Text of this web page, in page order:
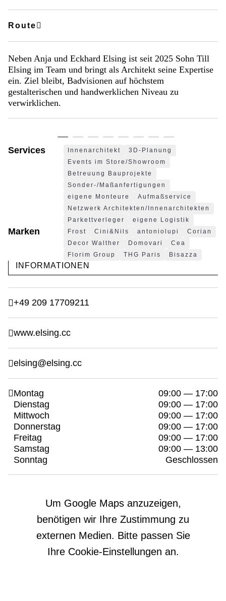
INFORMATIONEN
+49 209 17709211
www.elsing.cc
elsing@elsing.cc
Montag
09:00 — 17:00
Dienstag
09:00 — 17:00
Mittwoch
09:00 — 17:00
Donnerstag
09:00 — 17:00
Freitag
09:00 — 17:00
Samstag
09:00 — 13:00
Sonntag
Geschlossen
Um Google Maps anzuzeigen,
benötigen wir Ihre Zustimmung zu
externen Medien. Bitte passen Sie
Ihre Cookie-Einstellungen an.
Route
Neben Anja und Eckhard Elsing ist seit 2025 Sohn Till
Elsing im Team und bringt als Architekt seine Expertise
ein. Ziel bleibt, Badvisionen auf höchstem
gestalterischen und handwerklichen Niveau zu
verwirklichen.
©
Eckhard
Elsing
©
Eckhard
Elsing
©
Eckhard
Elsing
©
Eckhard
Elsing
©
Eckhard
Elsing
©
Eckhard
Elsing
©
Eckhard
Elsing
©
Eckhard
Elsing
©
Eckhard
Elsing
©
Eckhard
Elsing
©
Eckhard
Elsing
©
Eckhard
Elsing
©
Eckhard
Elsing
©
Eckhard
Elsing
Services Innenarchitekt
3D-Planung
Events im Store/Showroom
Betreuung Bauprojekte
Sonder-/Maßanfertigungen
eigene Monteure
Aufmaßservice
Netzwerk Architekten/Innenarchitekten
Parkettverleger
eigene Logistik
Marken Frost Cini&Nils antoniolupi
Corian
Decor Walther
Domovari
Cea
Florim Group
THG Paris Bisazza